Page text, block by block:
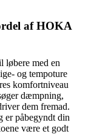
af HOKA
løbere med en
og tempoture
komfortniveau
dæmpning,
dem fremad.
er påbegyndt din
være et godt